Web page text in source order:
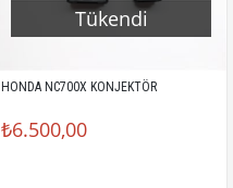
Tükendi
HONDA NC700X KONJEKTÖR
₺6.500,00